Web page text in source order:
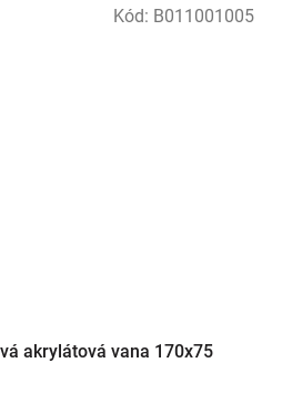
akrylátová vana 170x75
Kód: B011001005